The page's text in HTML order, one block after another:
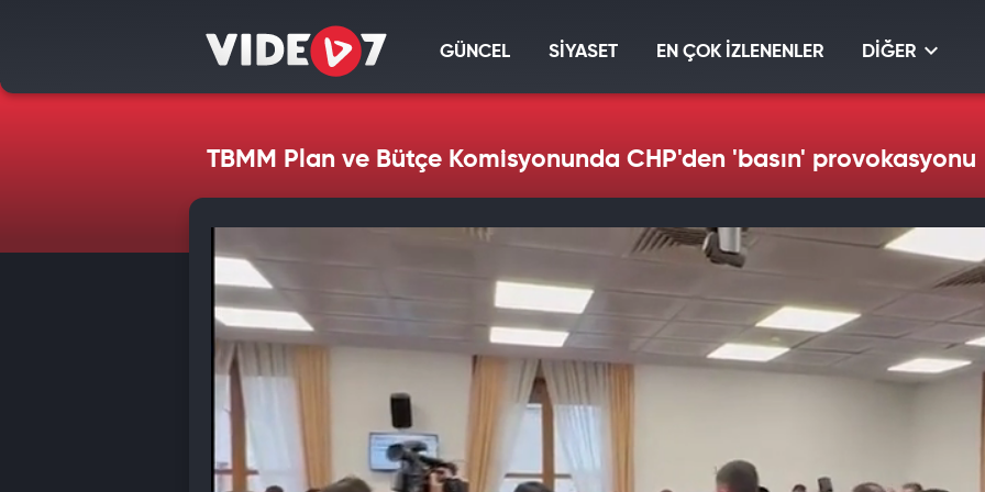
GÜNCEL SİYASET EN ÇOK İZLENENLER DİĞER
TBMM Plan ve Bütçe Komisyonunda CHP'den 'basın' provokasyonu